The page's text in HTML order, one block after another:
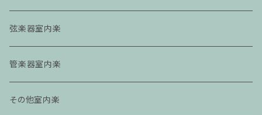
弦楽器室内楽
管楽器室内楽
その他室内楽